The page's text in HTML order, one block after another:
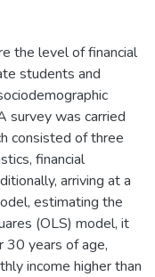
the level of financial
students and
survey was carried
consisted of three
financial
arriving at a
estimating the
(OLS) model, it
30 years of age,
income higher than